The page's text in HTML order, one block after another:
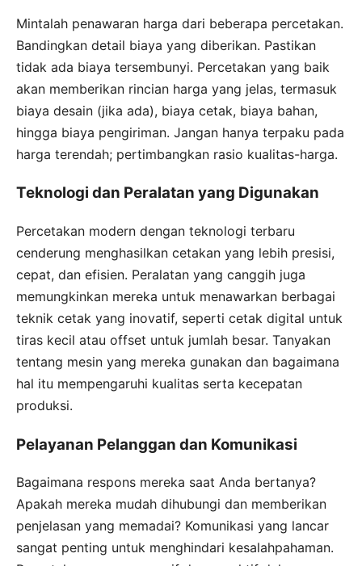
Mintalah penawaran harga dari beberapa percetakan.
Bandingkan detail biaya yang diberikan. Pastikan
tidak ada biaya tersembunyi. Percetakan yang baik
akan memberikan rincian harga yang jelas, termasuk
biaya desain (jika ada), biaya cetak, biaya bahan,
hingga biaya pengiriman. Jangan hanya terpaku pada
harga terendah; pertimbangkan rasio kualitas-harga.
Teknologi dan Peralatan yang Digunakan
Percetakan modern dengan teknologi terbaru
cenderung menghasilkan cetakan yang lebih presisi,
cepat, dan efisien. Peralatan yang canggih juga
memungkinkan mereka untuk menawarkan berbagai
teknik cetak yang inovatif, seperti cetak digital untuk
tiras kecil atau offset untuk jumlah besar. Tanyakan
tentang mesin yang mereka gunakan dan bagaimana
hal itu mempengaruhi kualitas serta kecepatan
produksi.
Pelayanan Pelanggan dan Komunikasi
Bagaimana respons mereka saat Anda bertanya?
Apakah mereka mudah dihubungi dan memberikan
penjelasan yang memadai? Komunikasi yang lancar
sangat penting untuk menghindari kesalahpahaman.